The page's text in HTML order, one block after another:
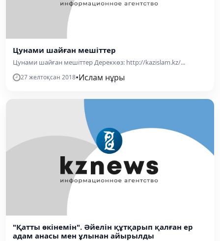
Цунами шайған мешіттер
Цунами шайған мешіттер Дереккөз: http://kazislam.kz/...
27 желтоқсан 2018•Ислам нұры
"Қатты өкінемін". Әйелін құтқарып қалған ер
адам анасы мен ұлынан айырылды